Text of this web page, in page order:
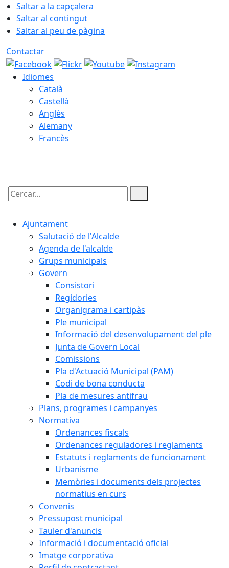
Saltar a la capçalera
Saltar al contingut
Saltar al peu de pàgina
Contactar
Idiomes
Català
Castellà
Anglès
Alemany
Francès
Cercar:
Ajuntament
Salutació de l'Alcalde
Agenda de l'alcalde
Grups municipals
Govern
Consistori
Regidories
Organigrama i cartipàs
Ple municipal
Informació del desenvolupament del ple
Junta de Govern Local
Comissions
Pla d'Actuació Municipal (PAM)
Codi de bona conducta
Pla de mesures antifrau
Plans, programes i campanyes
Normativa
Ordenances fiscals
Ordenances reguladores i reglaments
Estatuts i reglaments de funcionament
Urbanisme
Memòries i documents dels projectes
normatius en curs
Convenis
Pressupost municipal
Tauler d'anuncis
Informació i documentació oficial
Imatge corporativa